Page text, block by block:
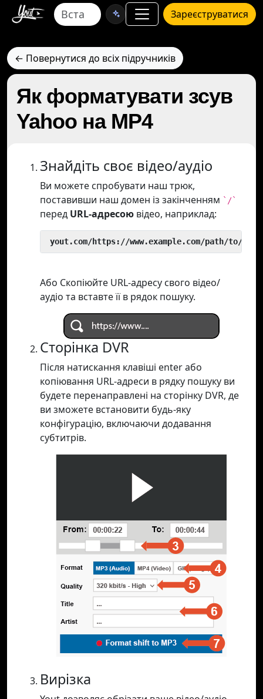
Зареєструватися
← Повернутися до всіх підручників
Як форматувати зсув
Yahoo на MP4
Знайдіть своє відео/аудіо
Ви можете спробувати наш трюк,
поставивши наш домен із закінченням `/`
перед URL-адресою відео, наприклад:
yout.com/https://www.example.com/path/to/
Або Скопіюйте URL-адресу свого відео/
аудіо та вставте її в рядок пошуку.
Сторінка DVR
Після натискання клавіші enter або
копіювання URL-адреси в рядку пошуку ви
будете перенаправлені на сторінку DVR, де
ви зможете встановити будь-яку
конфігурацію, включаючи додавання
субтитрів.
Вирізка